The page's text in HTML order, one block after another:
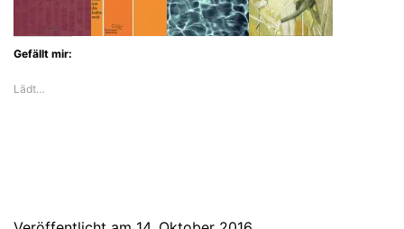
Mehring
aufgelegt
Gefällt mir:
Lädt…